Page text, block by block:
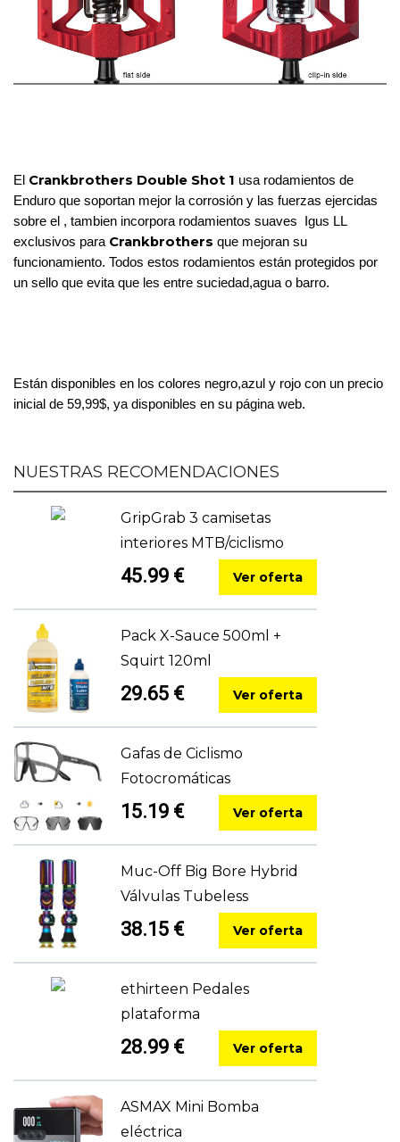
El Crankbrothers Double Shot 1 usa rodamientos de
Enduro que soportan mejor la corrosión y las fuerzas ejercidas
sobre el , tambien incorpora rodamientos suaves  Igus LL
exclusivos para Crankbrothers que mejoran su
funcionamiento. Todos estos rodamientos están protegidos por
un sello que evita que les entre suciedad,agua o barro.
Están disponibles en los colores negro,azul y rojo con un precio
inicial de 59,99$, ya disponibles en su página web.
NUESTRAS RECOMENDACIONES
GripGrab 3 camisetas
interiores MTB/ciclismo
45.99 € Ver oferta
Pack X-Sauce 500ml +
Squirt 120ml
29.65 € Ver oferta
Gafas de Ciclismo
Fotocromáticas
15.19 € Ver oferta
Muc-Off Big Bore Hybrid
Válvulas Tubeless
38.15 € Ver oferta
ethirteen Pedales
plataforma
28.99 € Ver oferta
ASMAX Mini Bomba
eléctrica